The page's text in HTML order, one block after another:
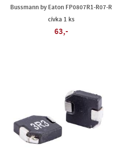
Bussmann by Eaton FP0807R1-R07-R
cívka 1 ks
63,-